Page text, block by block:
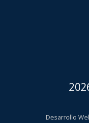
Desarrollo